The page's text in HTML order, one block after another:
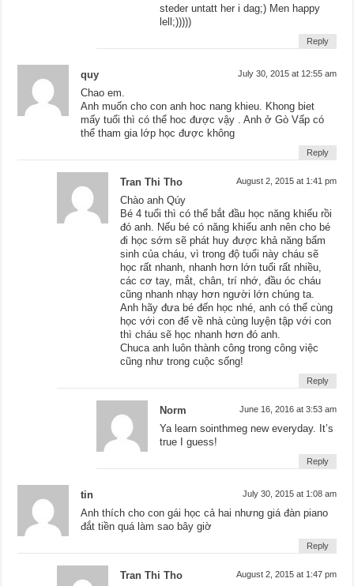
steder untatt her i dag;) Men happy
lell;)))))
Reply
quy July 30, 2015 at 12:55 am
Chao em.
Anh muốn cho con anh hoc nang khieu. Khong biet
mấy tuổi thì có thể hoc được vậy . Anh ở Gò Vấp có
thể tham gia lớp học được không
Reply
Tran Thi Tho August 2, 2015 at 1:41 pm
Chào anh Qúy
Bé 4 tuổi thì có thể bắt đầu học năng khiếu rồi
đó anh. Nếu bé có năng khiếu anh nên cho bé
đi học sớm sẽ phát huy được khả năng bẩm
sinh của cháu, vì trong độ tuổi này cháu sẽ
học rất nhanh, nhanh hơn lớn tuổi rất nhiều,
các cơ tay, mắt, chân, trí nhớ, đầu óc cháu
cũng nhanh nhạy hơn người lớn chúng ta.
Anh hãy đưa bé đến học nhé, anh có thể cùng
học với con để về nhà cùng luyện tập với con
thì cháu sẽ học nhanh hơn đó anh.
Chuca anh luôn thành công trong công việc
cũng như trong cuộc sống!
Reply
Norm June 16, 2016 at 3:53 am
Ya learn sointhmeg new everyday. It’s
true I guess!
Reply
tin July 30, 2015 at 1:08 am
Anh thích cho con gái học cả hai nhưng giá đàn piano
đắt tiền quá làm sao bây giờ
Reply
Tran Thi Tho August 2, 2015 at 1:47 pm